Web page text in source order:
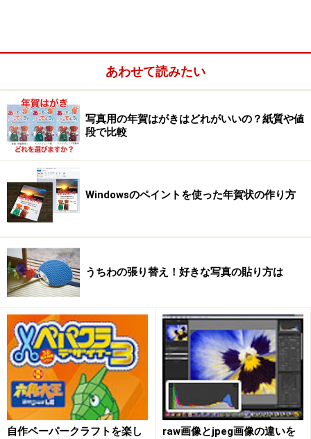
スタンドアロンアプリケーションの［GET PICTURE］
をクリックして写真を読み込みます。
あわせて読みたい
写真用の年賀はがきはどれがいいの？紙質や値
段で比較
Windowsのペイントを使った年賀状の作り方
うちわの張り替え！好きな写真の貼り方は
自作ペーパークラフトを楽し
raw画像とjpeg画像の違いを